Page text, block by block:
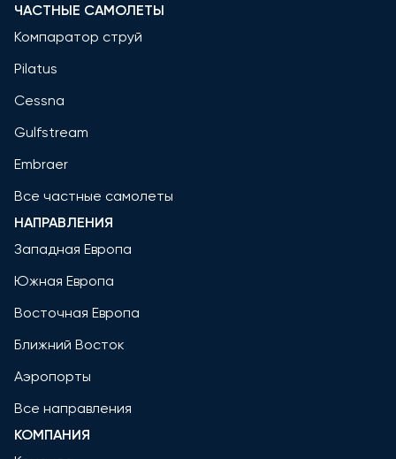
ЧАСТНЫЕ САМОЛЕТЫ
Компаратор струй
Pilatus
Cessna
Gulfstream
Embraer
Все частные самолеты
НАПРАВЛЕНИЯ
Западная Европа
Южная Европа
Восточная Европа
Ближний Восток
Аэропорты
Все направления
КОМПАНИЯ